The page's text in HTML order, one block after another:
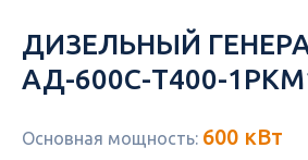
ДИЗЕЛЬНЫЙ
АД-600С-Т400-
Основная мощность: 600 кВт